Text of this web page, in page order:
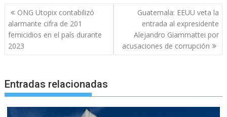
Navegación
de
entradas
ONG Utopix contabilizó
alarmante cifra de 201
femicidios en el país durante
2023
Guatemala: EEUU veta la
entrada al expresidente
Alejandro Giammattei por
acusaciones de corrupción
Entradas relacionadas